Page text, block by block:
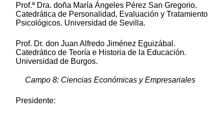
Prof.ª Dra. doña María Ángeles Pérez San Gregorio.
Catedrática de Personalidad, Evaluación y Tratamiento
Psicológicos. Universidad de Sevilla.
Prof. Dr. don Juan Alfredo Jiménez Eguizábal.
Catedrático de Teoría e Historia de la Educación.
Universidad de Burgos.
Campo 8: Ciencias Económicas y Empresariales
Presidente: